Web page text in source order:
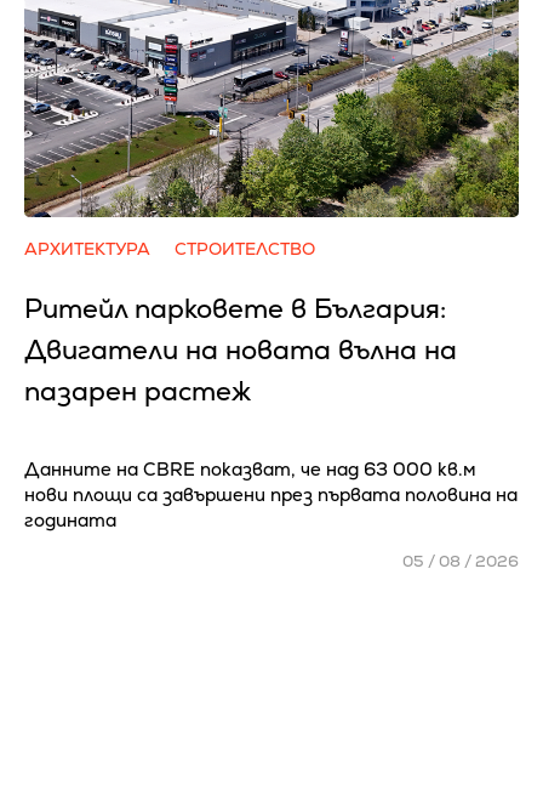
АРХИТЕКТУРА СТРОИТЕЛСТВО
Ритейл парковете в България:
Двигатели на новата вълна на
пазарен растеж
Данните на CBRE показват, че над 63 000 кв.м
нови площи са завършени през първата половина на
годината
05 / 08 / 2026